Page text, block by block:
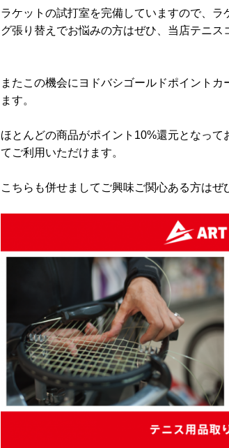
ラケットの試打室を完備していますので、
グ張り替えでお悩みの方はぜひ、当店テニス
またこの機会にヨドバシゴールドポイント
ます。
ほとんどの商品がポイント10%還元となっ
てご利用いただけます。
こちらも併せましてご興味ご関心ある方はぜ